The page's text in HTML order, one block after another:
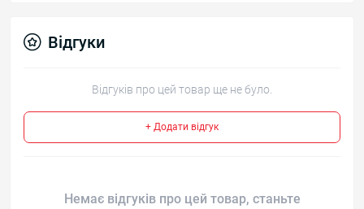
Відгуки
Відгуків про цей товар ще не було.
+ Додати відгук
Немає відгуків про цей товар, станьте